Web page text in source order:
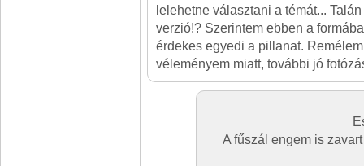
lelehetne választani a témát...
verzió!? Szerintem ebben a
érdekes egyedi a pillanat.
véleményem miatt, további jó
A fűszál engem is